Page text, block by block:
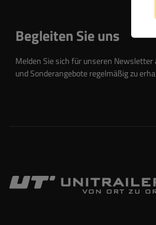
Begleiten Sie uns
Melden Sie sich für unseren Newsletter
und Sonderangebote regelmäßig zu